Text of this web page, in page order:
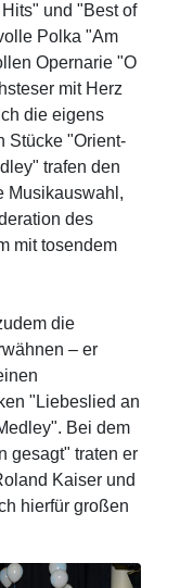
Hits" und "Best of
Polka "Am
Opernarie "O
mit Herz
die eigens
Stücke "Orient-
trafen den
Musikauswahl,
des
mit tosendem
die
– er
"Liebeslied an
Bei dem
gesagt" traten er
Kaiser und
hierfür großen